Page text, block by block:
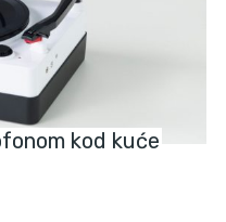
kod kuće